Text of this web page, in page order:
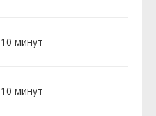
10 минут
10 минут